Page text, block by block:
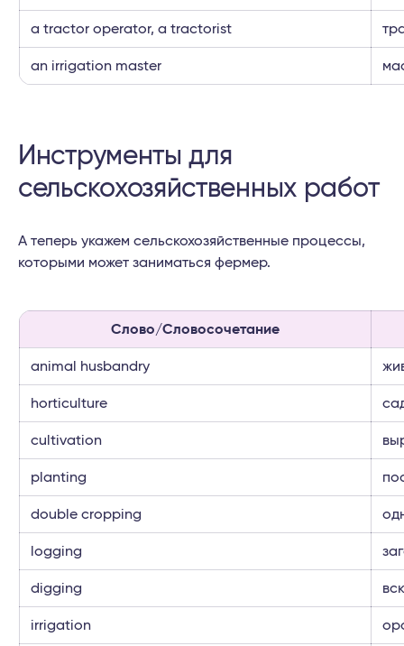
a tractor operator, a tractorist
an irrigation master
Инструменты для
сельскохозяйственных работ
А теперь укажем сельскохозяйственные процессы,
которыми может заниматься фермер.
Слово/Словосочетание
animal husbandry
horticulture
cultivation
planting
double cropping
logging
digging
irrigation